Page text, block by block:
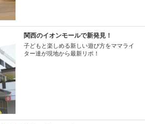
関西のイオンモールで新発見！
子どもと楽しめる新しい遊び方をママライ
ター達が現地から最新リポ！